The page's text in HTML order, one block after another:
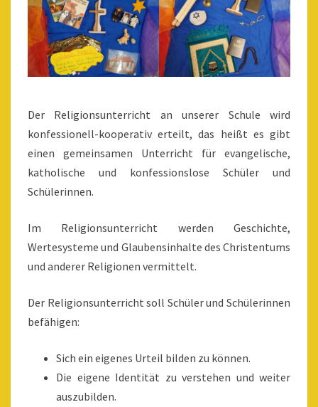
Der Religionsunterricht an unserer Schule wird
konfessionell-kooperativ erteilt, das heißt es gibt
einen gemeinsamen Unterricht für evangelische,
katholische und konfessionslose Schüler und
Schülerinnen.
Im Religionsunterricht werden Geschichte,
Wertesysteme und Glaubensinhalte des Christentums
und anderer Religionen vermittelt.
Der Religionsunterricht soll Schüler und Schülerinnen
befähigen:
Sich ein eigenes Urteil bilden zu können.
Die eigene Identität zu verstehen und weiter
auszubilden.